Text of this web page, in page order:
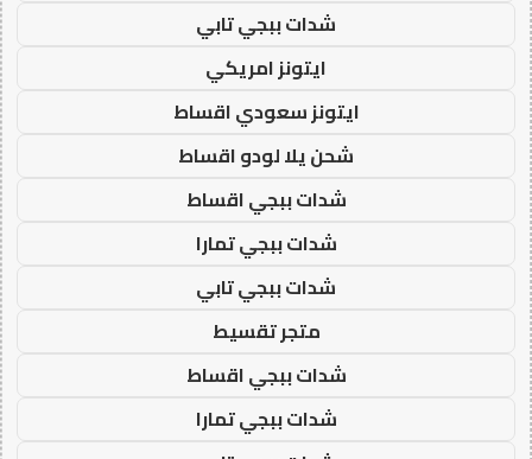
شدات ببجي تابي
ايتونز امريكي
ايتونز سعودي اقساط
شحن يلا لودو اقساط
شدات ببجي اقساط
شدات ببجي تمارا
شدات ببجي تابي
متجر تقسيط
شدات ببجي اقساط
شدات ببجي تمارا